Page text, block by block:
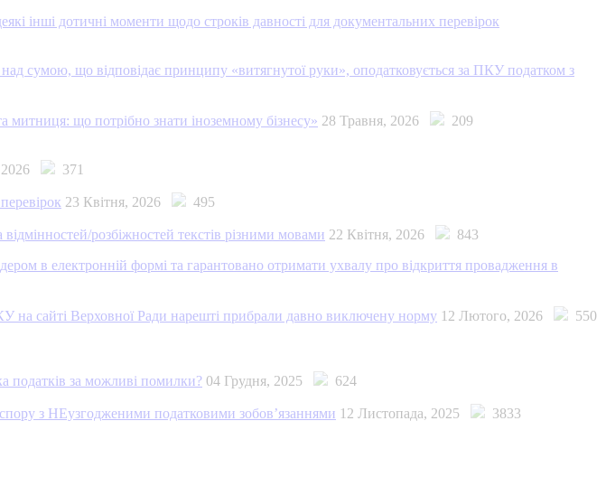
інші дотичні моменти щодо строків давності для документальних перевірок
сумою, що відповідає принципу «витягнутої руки», оподатковується за ПКУ податком з
що потрібно знати іноземному бізнесу» 28 Травня, 2026
209
2026 371
23 Квітня, 2026 495
розбіжностей текстів різними мовами 22 Квітня, 2026
843
в електронній формі та гарантовано отримати ухвалу про відкриття провадження в
сайті Верховної Ради нарешті прибрали давно виключену норму 12 Лютого, 2026 550
податків за можливі помилки? 04 Грудня, 2025 624
з НЕузгодженими податковими зобов’язаннями 12 Листопада, 2025 3833